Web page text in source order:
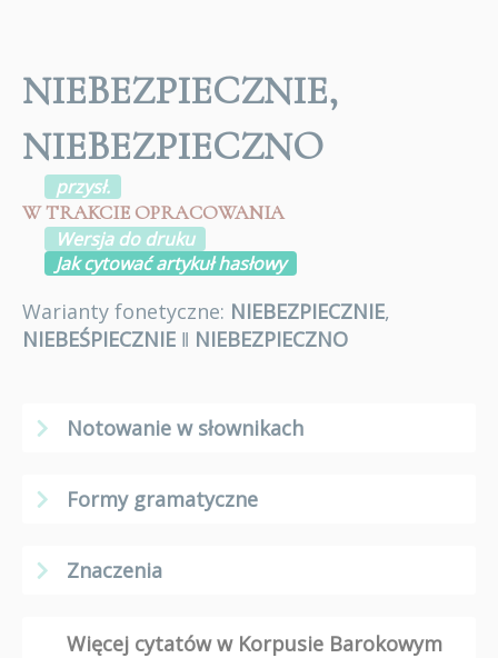
NIEBEZPIECZNIE,
NIEBEZPIECZNO
przysł.
W TRAKCIE OPRACOWANIA
Wersja do druku
Jak cytować artykuł hasłowy
Warianty fonetyczne: NIEBEZPIECZNIE,
NIEBEŚPIECZNIE ǁ NIEBEZPIECZNO
Notowanie w słownikach
Formy gramatyczne
Znaczenia
Więcej cytatów w Korpusie Barokowym